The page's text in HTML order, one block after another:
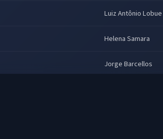
Luiz Antônio Lobue
Helena Samara
Jorge Barcellos